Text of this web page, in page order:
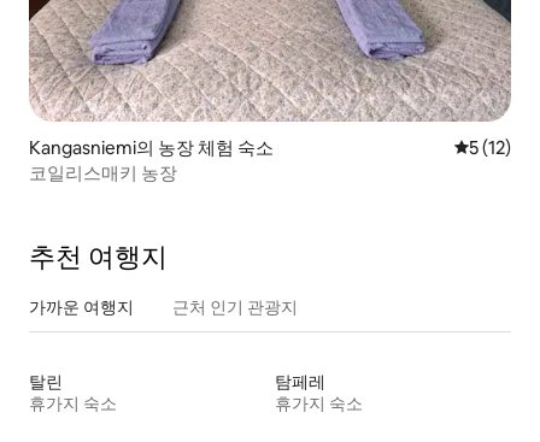
Kangasniemi의 농장 체험 숙소 평점 5점
5 (12)
코일리스매키 농장
추천 여행지
가까운 여행지 근처 인기 관광지
탈린
휴가지 숙소
탐페레
휴가지 숙소